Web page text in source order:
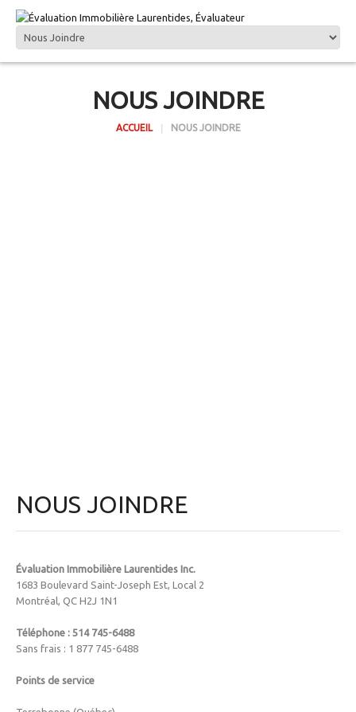
NOUS JOINDRE
ACCUEIL NOUS JOINDRE
NOUS JOINDRE
Évaluation Immobilière Laurentides Inc.
1683 Boulevard Saint-Joseph Est, Local 2
Montréal, QC H2J 1N1
Téléphone : 514 745-6488
Sans frais : 1 877 745-6488
Points de service